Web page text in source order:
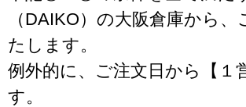
（DAIKO）の大阪倉庫から
たします。
例外的に、ご注文日から【
す。